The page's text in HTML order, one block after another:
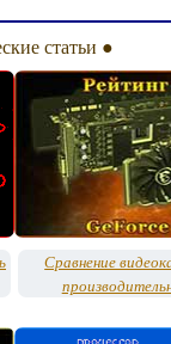
статьи ●
Сравнение